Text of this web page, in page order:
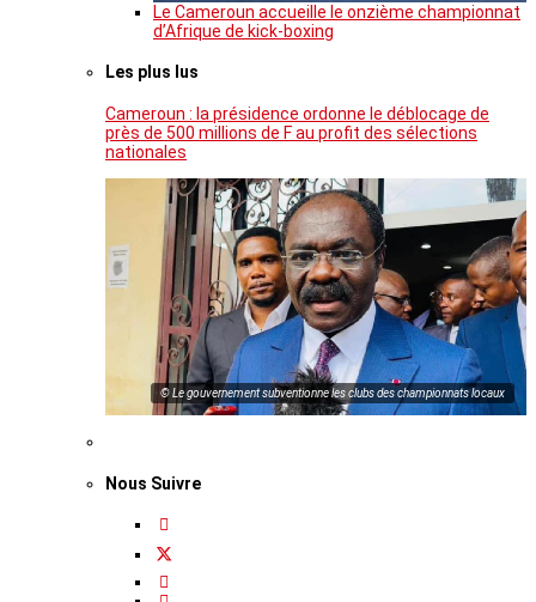
Le Cameroun accueille le onzième championnat
d’Afrique de kick-boxing
Les plus lus
Cameroun : la présidence ordonne le déblocage de
près de 500 millions de F au profit des sélections
nationales
© Le gouvernement subventionne les clubs des championnats locaux
Nous Suivre